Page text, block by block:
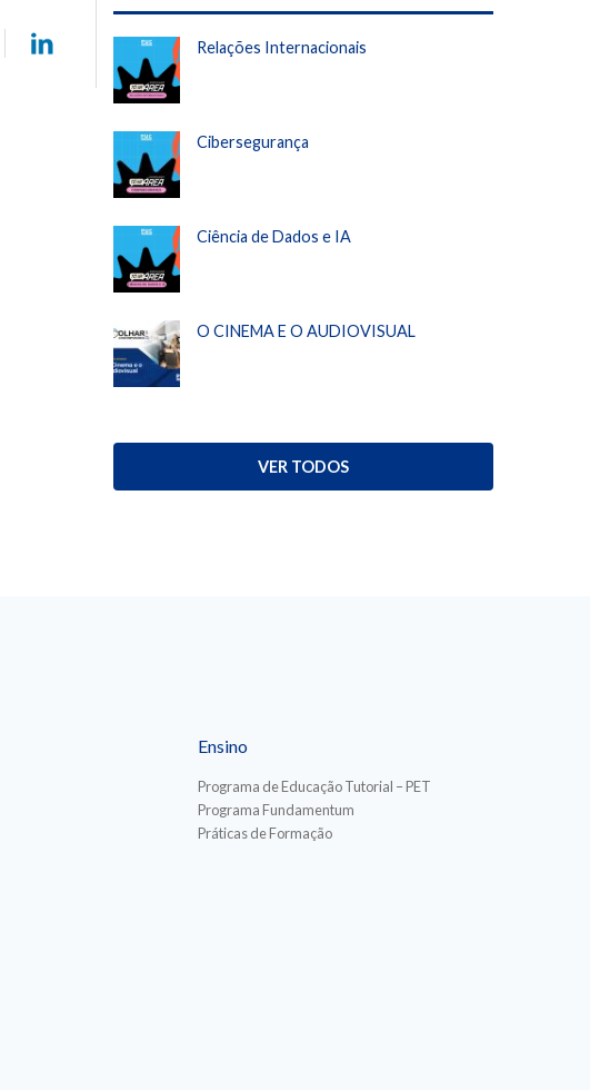
Relações Internacionais
Cibersegurança
Ciência de Dados e IA
O CINEMA E O AUDIOVISUAL
VER TODOS
Ensino
Programa de Educação Tutorial – PET
Programa Fundamentum
Práticas de Formação